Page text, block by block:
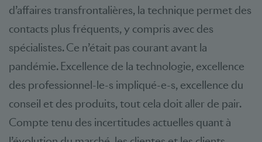
d’affaires transfrontalières, la technique permet des
contacts plus fréquents, y compris avec des
spécialistes. Ce n’était pas courant avant la
pandémie. Excellence de la technologie, excellence
des professionnel-le-s impliqué-e-s, excellence du
conseil et des produits, tout cela doit aller de pair.
Compte tenu des incertitudes actuelles quant à